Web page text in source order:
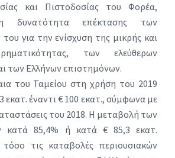
και Πιστοδοσίας του Φορέα,
δυνατότητα επέκτασης των
για την ενίσχυση της μικρής και
των ελεύθερων
των Ελλήνων επιστημόνων.
του Ταμείου στη χρήση του 2019
εκατ. έναντι € 100 εκατ., σύμφωνα με
του 2018. Η μεταβολή των
κατά 85,4% ή κατά € 85,3 εκατ.
τόσο τις καταβολές περιουσιακών